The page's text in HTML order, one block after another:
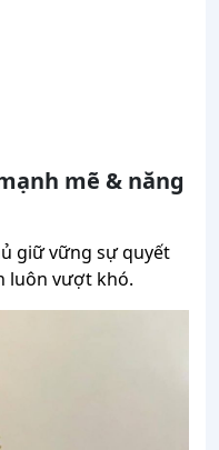
mẽ & năng
giữ vững sự quyết
luôn vượt khó.